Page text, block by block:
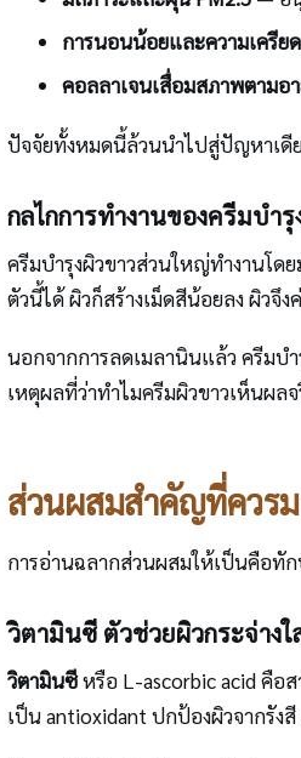
การนอนน้อยและความเครียด
คอลลาเจนเสื่อมสภาพตามอ
ปัจจัยทั้งหมดนี้ล้วนนำไปสู่ปัญหาเดี
กลไกการทำงานของครีมบำรุ
ครีมบำรุงผิวขาวส่วนใหญ่ทำงานโด
ตัวนี้ได้ ผิวก็สร้างเม็ดสีน้อยลง ผิวจึง
นอกจากการลดเมลานินแล้ว ครีมบ
เหตุผลที่ว่าทำไมครีมผิวขาวเห็นผล
ส่วนผสมสำคัญที่ควร
การอ่านฉลากส่วนผสมให้เป็นคือทั
วิตามินซี ตัวช่วยผิวกระจ่าง
วิตามินซีหรือ L-ascorbic acid คือ
เป็น antioxidant ปกป้องผิวจากรัง